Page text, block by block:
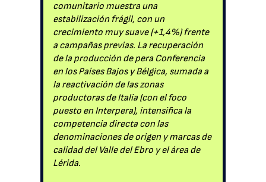
comunitario muestra una
estabilización frágil, con un
crecimiento muy suave (+1,4%) frente
a campañas previas. La recuperación
de la producción de pera Conferencia
en los Países Bajos y Bélgica, sumada a
la reactivación de las zonas
productoras de Italia (con el foco
puesto en Interpera), intensifica la
competencia directa con las
denominaciones de origen y marcas de
calidad del Valle del Ebro y el área de
Lérida.